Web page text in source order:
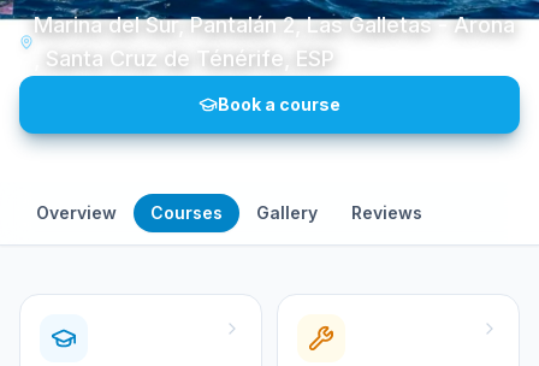
Marina del Sur, Pantalán 2, Las Galletas - Arona
, Santa Cruz de Ténérife, ESP
Book a course
Overview Courses Gallery Reviews